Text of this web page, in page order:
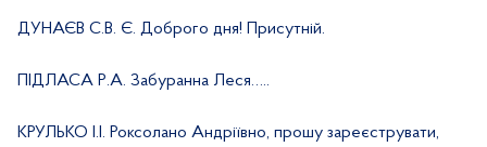
ДУНАЄВ С.В. Є. Доброго дня! Присутній.
ПІДЛАСА Р.А. Забуранна Леся…..
КРУЛЬКО І.І. Роксолано Андріївно, прошу зареєструвати,